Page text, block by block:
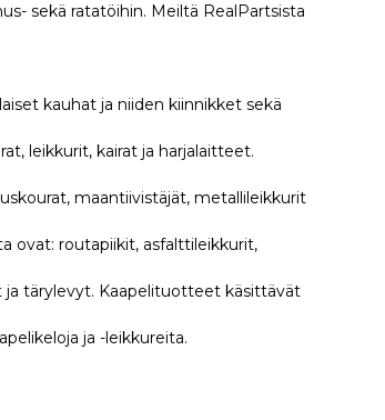
sekä ratatöihin. Meiltä RealPartsista
kauhat ja niiden kiinnikket sekä
leikkurit, kairat ja harjalaitteet.
maantiivistäjät, metallileikkurit
ovat: routapiikit, asfalttileikkurit,
ja tärylevyt. Kaapelituotteet käsittävät
ja -leikkureita.